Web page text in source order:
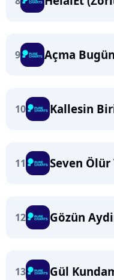
9 Açma
10 Kallesin
11 Seven
12 Gözün
13 Gül